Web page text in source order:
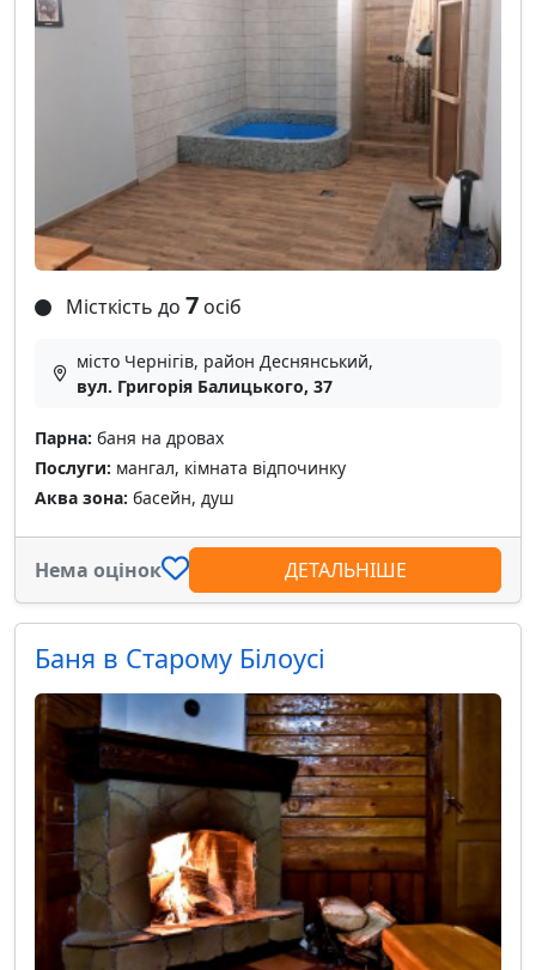
Місткість до 7 осіб
місто Чернігів, район Деснянський,
вул. Григорія Балицького, 37
Парна: баня на дровах
Послуги: мангал, кімната відпочинку
Аква зона: басейн, душ
Нема оцінок ДЕТАЛЬНІШЕ
Баня в Старому Білоусі